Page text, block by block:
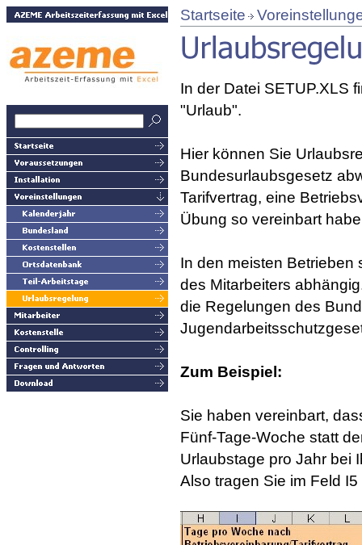
Startseite
In der Datei SETUP.XLS
"Urlaub".
Hier können Sie
Bundesurlaubsgesetz
Tarifvertrag, eine
Übung so vereinbart
In den meisten Betrieben
des Mitarbeiters
die Regelungen des
Zum Beispiel:
Sie haben vereinbart,
Fünf-Tage-Woche statt
Urlaubstage pro Jahr bei
Also tragen Sie im Feld